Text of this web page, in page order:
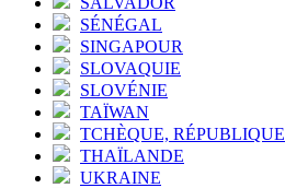
SÉNÉGAL
SINGAPOUR
SLOVAQUIE
SLOVÉNIE
TAÏWAN
TCHÈQUE, RÉPUBLIQUE
THAÏLANDE
UKRAINE